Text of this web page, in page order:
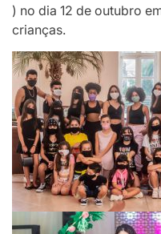
) no dia 12 de outubro
crianças.